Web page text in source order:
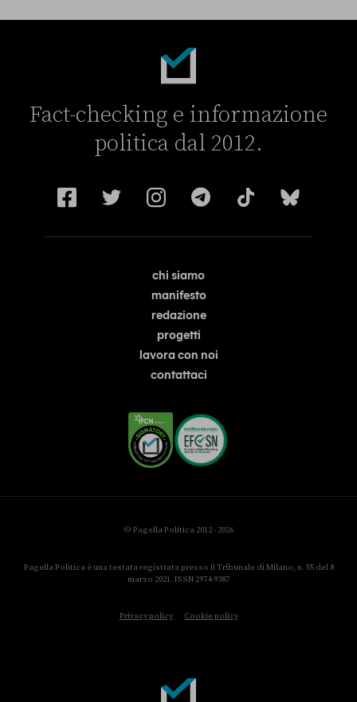
Fact-checking e informazione
politica dal 2012.
chi siamo
manifesto
redazione
progetti
lavora con noi
contattaci
© Pagella Politica 2012 - 2026
Pagella Politica è una testata registrata presso il Tribunale di Milano, n. 55 del 8
marzo 2021. ISSN 2974-9387
Privacy policy Cookie policy